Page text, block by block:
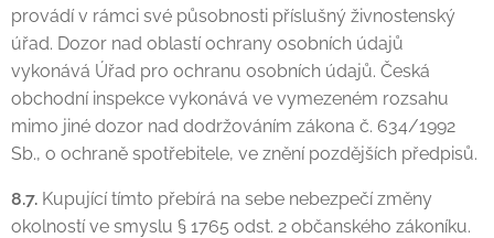
provádí v rámci své působnosti příslušný živnostenský
úřad. Dozor nad oblastí ochrany osobních údajů
vykonává Úřad pro ochranu osobních údajů. Česká
obchodní inspekce vykonává ve vymezeném rozsahu
mimo jiné dozor nad dodržováním zákona č. 634/1992
Sb., o ochraně spotřebitele, ve znění pozdějších předpisů.
8.7. Kupující tímto přebírá na sebe nebezpečí změny
okolností ve smyslu § 1765 odst. 2 občanského zákoníku.